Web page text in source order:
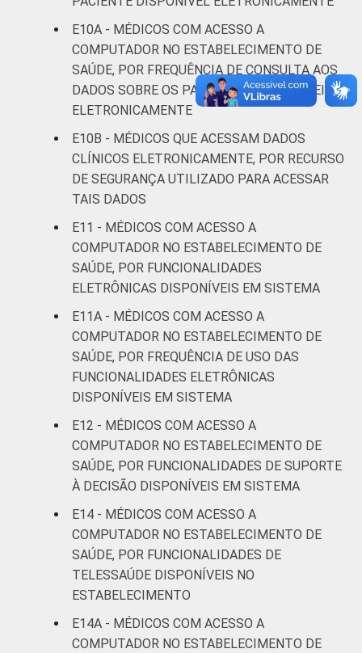
E10A - MÉDICOS COM ACESSO A
COMPUTADOR NO ESTABELECIMENTO DE
SAÚDE, POR FREQUÊNCIA DE CONSULTA AOS
DADOS SOBRE OS PACIENTES DISPONÍVEIS
ELETRONICAMENTE
E10B - MÉDICOS QUE ACESSAM DADOS
CLÍNICOS ELETRONICAMENTE, POR RECURSO
DE SEGURANÇA UTILIZADO PARA ACESSAR
TAIS DADOS
E11 - MÉDICOS COM ACESSO A
COMPUTADOR NO ESTABELECIMENTO DE
SAÚDE, POR FUNCIONALIDADES
ELETRÔNICAS DISPONÍVEIS EM SISTEMA
E11A - MÉDICOS COM ACESSO A
COMPUTADOR NO ESTABELECIMENTO DE
SAÚDE, POR FREQUÊNCIA DE USO DAS
FUNCIONALIDADES ELETRÔNICAS
DISPONÍVEIS EM SISTEMA
E12 - MÉDICOS COM ACESSO A
COMPUTADOR NO ESTABELECIMENTO DE
SAÚDE, POR FUNCIONALIDADES DE SUPORTE
À DECISÃO DISPONÍVEIS EM SISTEMA
E14 - MÉDICOS COM ACESSO A
COMPUTADOR NO ESTABELECIMENTO DE
SAÚDE, POR FUNCIONALIDADES DE
TELESSAÚDE DISPONÍVEIS NO
ESTABELECIMENTO
E14A - MÉDICOS COM ACESSO A
COMPUTADOR NO ESTABELECIMENTO DE